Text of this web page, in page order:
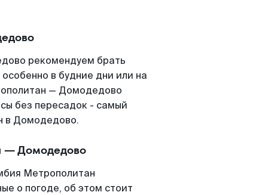
рекомендуем брать
в будние дни или на
— Домодедово
без пересадок - самый
в Домодедово.
— Домодедово
Метрополитан
о погоде, об этом стоит